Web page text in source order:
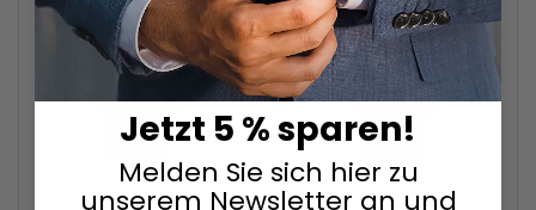
WUNSCHLISTE
HINZUFÜGEN
Jetzt 5 % sparen!
Melden Sie sich hier zu
unserem Newsletter an und